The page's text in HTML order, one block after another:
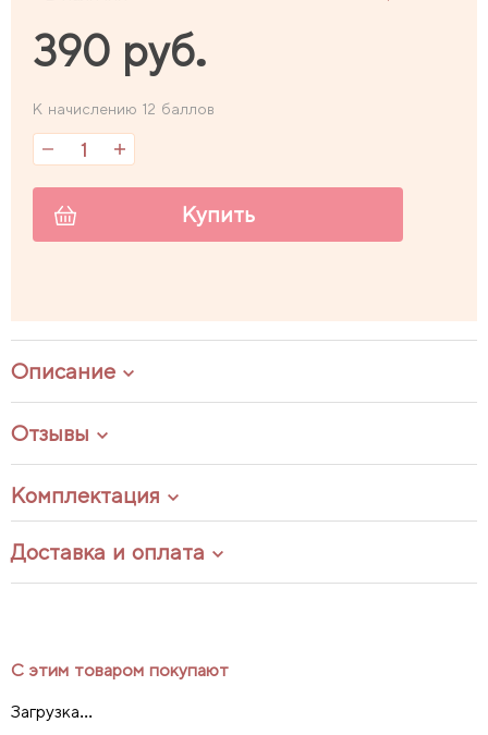
390 руб.
К начислению 12 баллов
Купить
Описание
Отзывы
Комплектация
Доставка и оплата
С этим товаром покупают
Загрузка...